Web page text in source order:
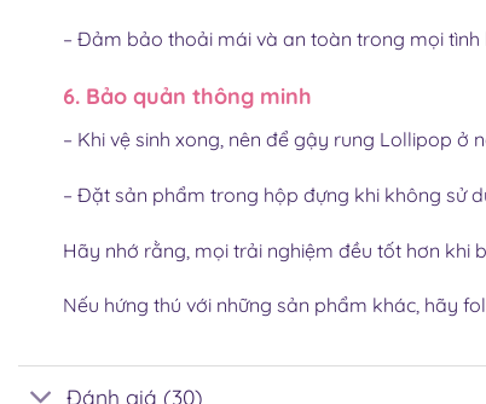
– Đảm bảo thoải mái và an toàn trong mọi tình
6. Bảo quản thông minh
– Khi vệ sinh xong, nên để gậy rung Lollipop ở
– Đặt sản phẩm trong hộp đựng khi không sử
Hãy nhớ rằng, mọi trải nghiệm đều tốt hơn khi
Nếu hứng thú với những sản phẩm khác, hãy
Đánh giá (30)